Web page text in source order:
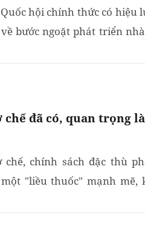
hội chính thức có hiệu
bước ngoặt phát triển
đã có, quan trọng là
chính sách đặc thù
"liều thuốc" mạnh mẽ,